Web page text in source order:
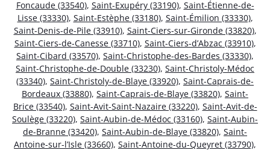
Foncaude (33540), Saint-Exupéry (33190), Saint-Étienne-de-
Lisse (33330), Saint-Estèphe (33180), Saint-Émilion (33330),
Saint-Denis-de-Pile (33910), Saint-Ciers-sur-Gironde (33820),
Saint-Ciers-de-Canesse (33710), Saint-Ciers-d’Abzac (33910),
Saint-Cibard (33570), Saint-Christophe-des-Bardes (33330),
Saint-Christophe-de-Double (33230), Saint-Christoly-Médoc
(33340), Saint-Christoly-de-Blaye (33920), Saint-Caprais-de-
Bordeaux (33880), Saint-Caprais-de-Blaye (33820), Saint-
Brice (33540), Saint-Avit-Saint-Nazaire (33220), Saint-Avit-de-
Soulège (33220), Saint-Aubin-de-Médoc (33160), Saint-Aubin-
de-Branne (33420), Saint-Aubin-de-Blaye (33820), Saint-
Antoine-sur-l’Isle (33660), Saint-Antoine-du-Queyret (33790),